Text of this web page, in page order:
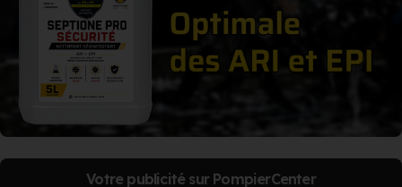
Votre publicité sur PompierCenter